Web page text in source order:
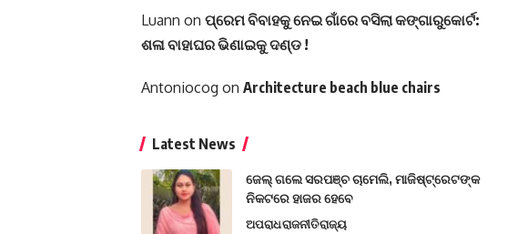
Luann on ପ୍ରେମ ବିବାହକୁ ନେଇ ଗାଁରେ ବସିଲା କଙ୍ଗାରୁକୋର୍ଟ:
ଶଳା ବାହାଘର ଭିଣାଇକୁ ଦଣ୍ଡ !
Antoniocog on Architecture beach blue chairs
Latest News
ଜେଲ୍ ଗଲେ ସରପଞ୍ଚ ଚାମେଲି, ମାଜିଷ୍ଟ୍ରେଟଙ୍କ
ନିକଟରେ ହାଜର ହେବେ
ଅପରାଧରାଜନୀତିରାଜ୍ୟ